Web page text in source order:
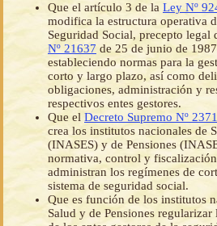
Que el artículo 3 de la Ley Nº
modifica la estructura operativa
Seguridad Social, precepto legal
Nº 21637 de 25 de junio de
estableciendo normas para la
corto y largo plazo, así como
obligaciones, administración y
respectivos entes gestores.
Que el Decreto Supremo Nº
crea los institutos nacionales de
(INASES) y de Pensiones
normativa, control y
administran los regímenes de
sistema de seguridad social.
Que es función de los institutos
Salud y de Pensiones